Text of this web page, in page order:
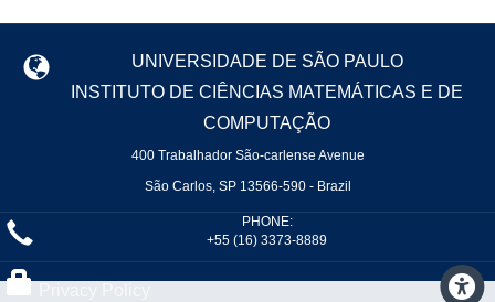
UNIVERSIDADE DE SÃO PAULO
INSTITUTO DE CIÊNCIAS MATEMÁTICAS E DE
COMPUTAÇÃO
400 Trabalhador São-carlense Avenue
São Carlos, SP 13566-590 - Brazil
PHONE:
+55 (16) 3373-8889